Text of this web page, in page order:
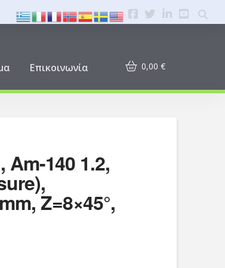
Επικοινωνία 0,00 €
140 1.2,
Z=8×45°,